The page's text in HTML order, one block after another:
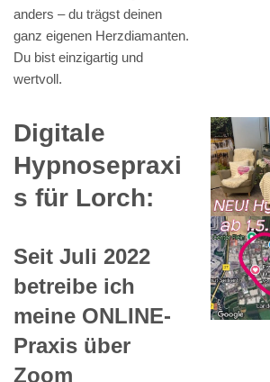
anders – du trägst deinen
ganz eigenen Herzdiamanten.
Du bist einzigartig und
wertvoll.
Digitale
Hypnosepraxi
s für Lorch:
Seit Juli 2022
betreibe ich
meine ONLINE-
Praxis über
Zoom